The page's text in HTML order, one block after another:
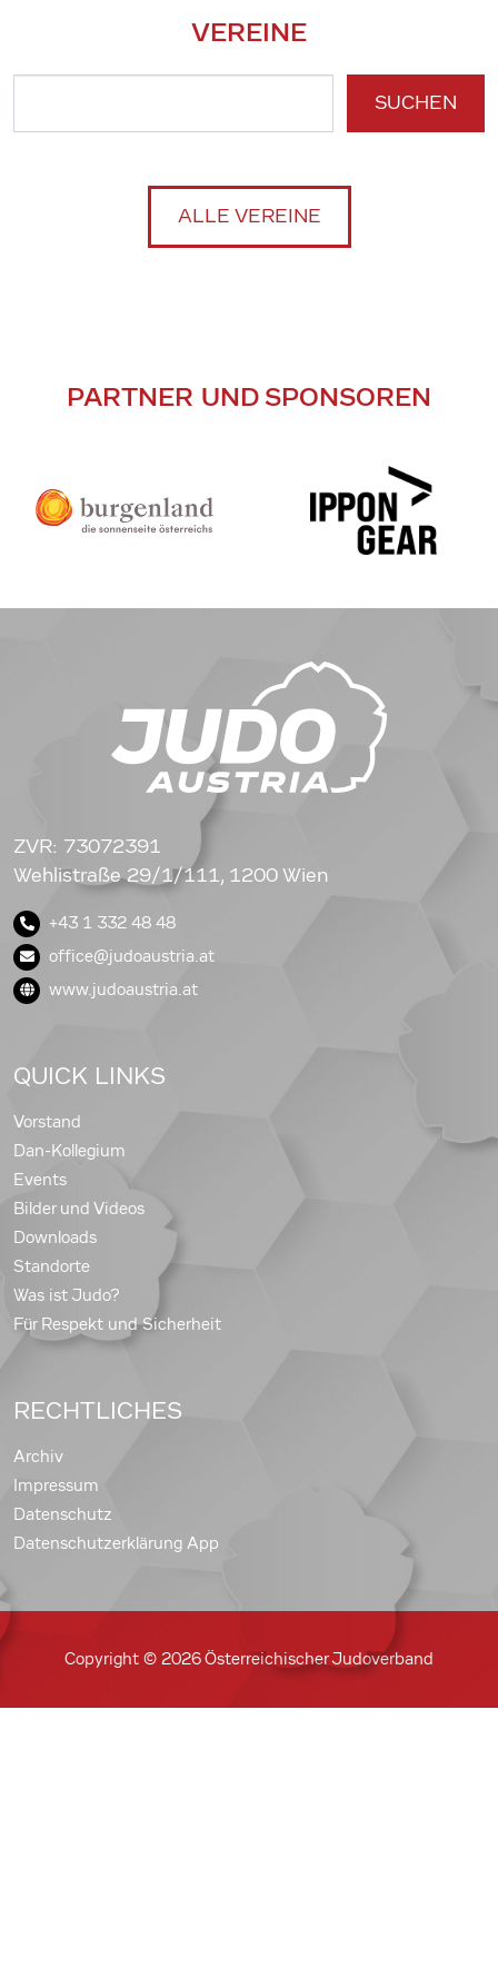
VEREINE
SUCHEN
ALLE VEREINE
PARTNER UND SPONSOREN
ZVR: 73072391
Wehlistraße 29/1/111, 1200 Wien
+43 1 332 48 48
office@judoaustria.at
www.judoaustria.at
QUICK LINKS
Vorstand
Dan-Kollegium
Events
Bilder und Videos
Downloads
Standorte
Was ist Judo?
Für Respekt und Sicherheit
RECHTLICHES
Archiv
Impressum
Datenschutz
Datenschutzerklärung App
Copyright © 2026 Österreichischer Judoverband